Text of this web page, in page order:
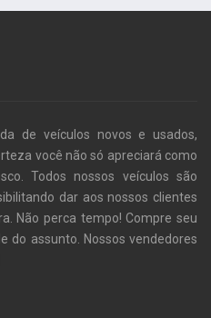
de veículos novos e usados,
você não só apreciará como
Todos nossos veículos são
dar aos nossos clientes
Não perca tempo! Compre seu
do assunto. Nossos vendedores